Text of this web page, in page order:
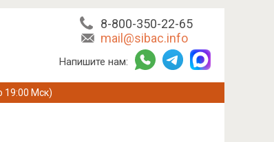
8-800-350-22-65
mail@sibac.info
Напишите нам:
19:00 Мск)